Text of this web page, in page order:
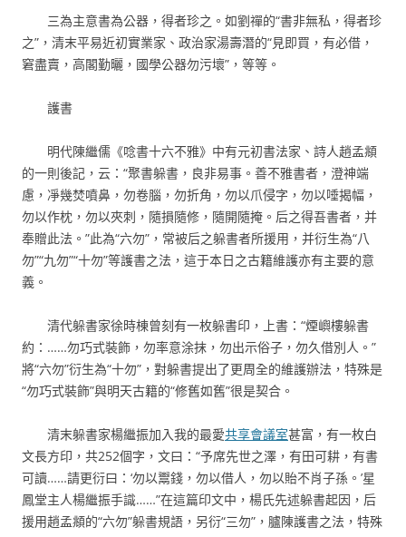
三為主意書為公器，得者珍之。如劉禪的“書非無私，得者珍
之”，清末平易近初實業家、政治家湯壽潛的“見即買，有必借，
窘盡賣，高閣勤曬，國學公器勿污壞”，等等。
護書
明代陳繼儒《唸書十六不雅》中有元初書法家、詩人趙孟頫
的一則後記，云：“聚書躲書，良非易事。善不雅書者，澄神端
慮，凈幾焚噴鼻，勿卷腦，勿折角，勿以爪侵字，勿以唾揭幅，
勿以作枕，勿以夾刺，隨損隨修，隨開隨掩。后之得吾書者，并
奉贈此法。”此為“六勿”，常被后之躲書者所援用，并衍生為“八
勿”“九勿”“十勿”等護書之法，這于本日之古籍維護亦有主要的意
義。
清代躲書家徐時棟曾刻有一枚躲書印，上書：“煙嶼樓躲書
約：……勿巧式裝飾，勿率意涂抹，勿出示俗子，勿久借別人。”
將“六勿”衍生為“十勿”，對躲書提出了更周全的維護辦法，特殊是
“勿巧式裝飾”與明天古籍的“修舊如舊”很是契合。
清末躲書家楊繼振加入我的最愛共享會議室甚富，有一枚白
文長方印，共252個字，文曰：“予席先世之澤，有田可耕，有書
可讀……請更衍曰：‘勿以鬻錢，勿以借人，勿以貽不肖子孫。’星
鳳堂主人楊繼振手識……”在這篇印文中，楊氏先述躲書起因，后
援用趙孟頫的“六勿”躲書規語，另衍“三勿”，臚陳護書之法，特殊